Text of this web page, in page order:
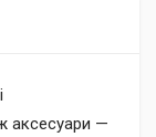
аксесуари —